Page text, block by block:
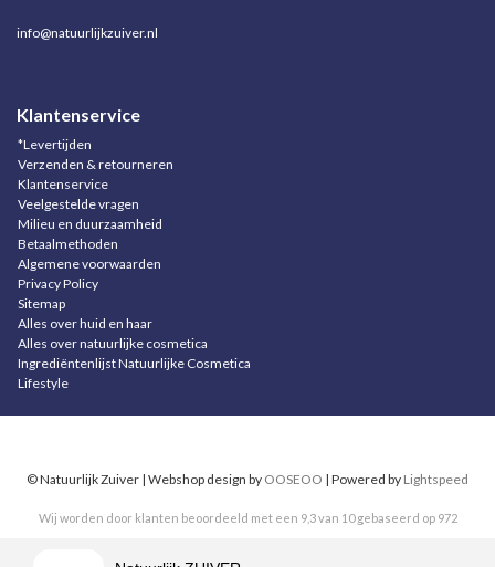
info@natuurlijkzuiver.nl
Klantenservice
*Levertijden
Verzenden & retourneren
Klantenservice
Veelgestelde vragen
Milieu en duurzaamheid
Betaalmethoden
Algemene voorwaarden
Privacy Policy
Sitemap
Alles over huid en haar
Alles over natuurlijke cosmetica
Ingrediëntenlijst Natuurlijke Cosmetica
Lifestyle
© Natuurlijk Zuiver | Webshop design by OOSEOO | Powered by Lightspeed
Wij worden door klanten beoordeeld met een 9,3van 10gebaseerd op 972